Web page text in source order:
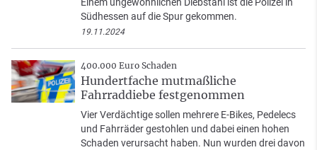
Einem ungewöhnlichen Diebstahl ist die Polizei in
Südhessen auf die Spur gekommen.
19.11.2024
400.000 Euro Schaden
Hundertfache mutmaßliche
Fahrraddiebe festgenommen
Vier Verdächtige sollen mehrere E-Bikes, Pedelecs
und Fahrräder gestohlen und dabei einen hohen
Schaden verursacht haben. Nun wurden drei davon